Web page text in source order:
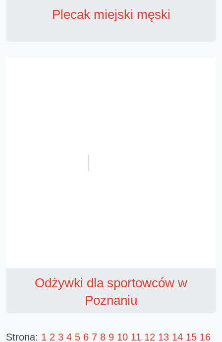
Plecak miejski męski
Odżywki dla sportowców w
Poznaniu
Strona: 1 2 3 4 5 6 7 8 9 10 11 12 13 14 15 16